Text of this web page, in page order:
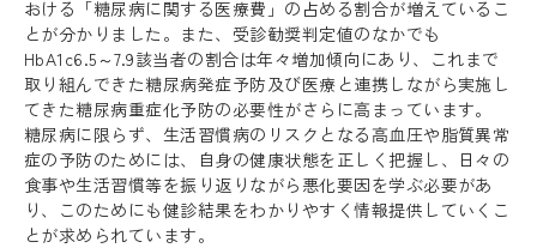
おける「糖尿病に関する医療費」の占める割合が増えているこ
とが分かりました。また、受診勧奨判定値のなかでも
HbA1c6.5～7.9該当者の割合は年々増加傾向にあり、これまで
取り組んできた糖尿病発症予防及び医療と連携しながら実施し
てきた糖尿病重症化予防の必要性がさらに高まっています。
糖尿病に限らず、生活習慣病のリスクとなる高血圧や脂質異常
症の予防のためには、自身の健康状態を正しく把握し、日々の
食事や生活習慣等を振り返りながら悪化要因を学ぶ必要があ
り、このためにも健診結果をわかりやすく情報提供していくこ
とが求められています。